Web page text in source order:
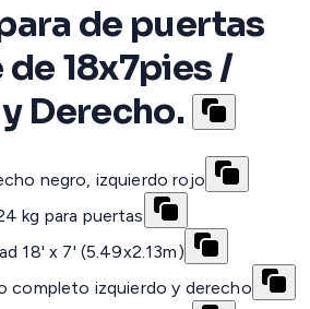
de puertas
18x7pies /
Derecho.
negro, izquierdo rojo
kg para puertas
18' x 7' (5.49x2.13m)
completo izquierdo y derecho